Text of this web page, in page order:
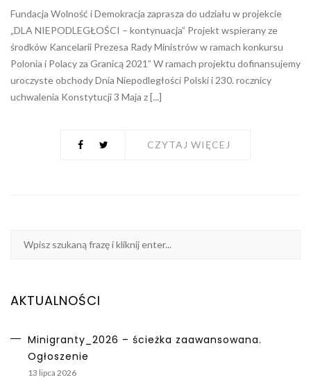
Fundacja Wolność i Demokracja zaprasza do udziału w projekcie
„DLA NIEPODLEGŁOŚCI – kontynuacja” Projekt wspierany ze
środków Kancelarii Prezesa Rady Ministrów w ramach konkursu
Polonia i Polacy za Granicą 2021” W ramach projektu dofinansujemy
uroczyste obchody Dnia Niepodległości Polski i 230. rocznicy
uchwalenia Konstytucji 3 Maja z [...]
CZYTAJ WIĘCEJ
AKTUALNOŚCI
Minigranty_2026 – ścieżka zaawansowana.
Ogłoszenie
13 lipca 2026